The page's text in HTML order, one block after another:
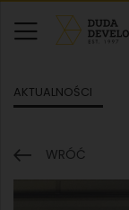
AKTUALNOŚCI
WRÓĆ